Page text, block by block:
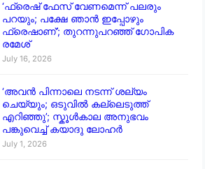
‘ഫ്രെഷ് ഫേസ് വേണമെന്ന് പലരും
പറയും; പക്ഷേ ഞാൻ ഇപ്പോഴും
ഫ്രെഷാണ്’; തുറന്നുപറഞ്ഞ് ഗോപിക
രമേശ്
July 16, 2026
‘അവൻ പിന്നാലെ നടന്ന് ശല്യം
ചെയ്യും; ഒടുവിൽ കല്ലെടുത്ത്
എറിഞ്ഞു’; സ്കൂൾകാല അനുഭവം
പങ്കുവെച്ച് കയാദു ലോഹർ
July 1, 2026